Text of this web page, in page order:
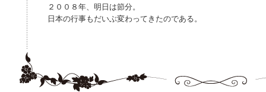
２００８年、明日は節分。
日本の行事もだいぶ変わってきたのである。